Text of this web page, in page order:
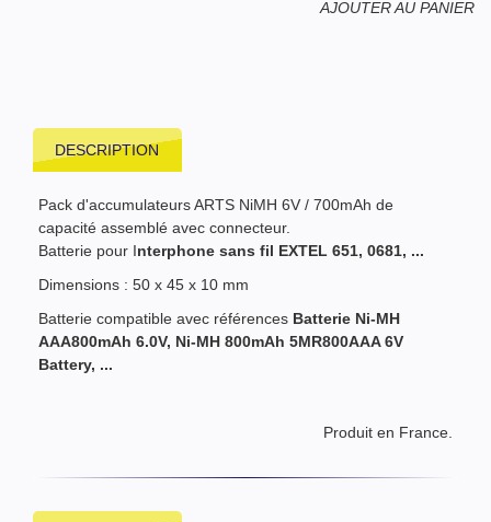
AJOUTER AU PANIER
DESCRIPTION
Pack d'accumulateurs ARTS NiMH 6V / 700mAh de
capacité assemblé avec connecteur.
Batterie pour Interphone sans fil EXTEL 651, 0681, ...
Dimensions : 50 x 45 x 10 mm
Batterie compatible avec références Batterie Ni-MH
AAA800mAh 6.0V, Ni-MH 800mAh 5MR800AAA 6V
Battery, ...
Produit en France.